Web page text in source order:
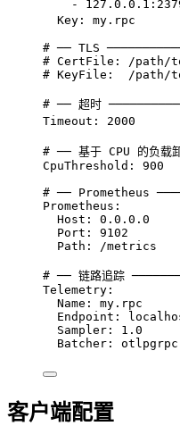
-
Key : my.rpc
# ── TLS
# CertFile: /path/
# KeyFile:  /path/
# ── 超时
Timeout : 2000
# ── 基于 CPU 的负载
CpuThreshold : 900
# ── Prometheus
Prometheus :
Host : 0.0.0.0
Port : 9102
Path : /metrics
# ── 链路追踪
Telemetry :
Name : my.rpc
Endpoint :
Sampler : 1.0
Batcher : otlpgrpc
客户端配置